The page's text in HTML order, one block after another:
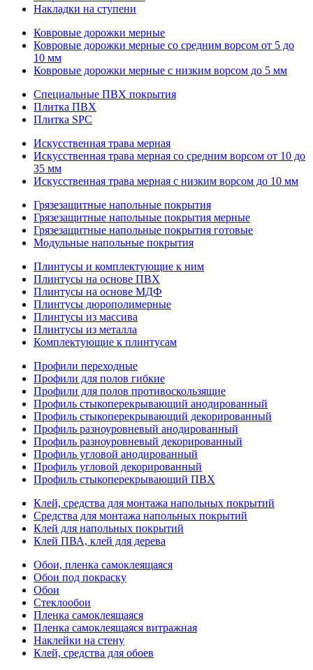
Накладки на ступени
Ковровые дорожки мерные
Ковровые дорожки мерные со средним ворсом от 5 до
10 мм
Ковровые дорожки мерные с низким ворсом до 5 мм
Специальные ПВХ покрытия
Плитка ПВХ
Плитка SPC
Искуccтвенная трава мерная
Искусственная трава мерная со средним ворсом от 10 до
35 мм
Искусственная трава мерная с низким ворсом до 10 мм
Грязезащитные напольные покрытия
Грязезащитные напольные покрытия мерные
Грязезащитные напольные покрытия готовые
Модульные напольные покрытия
Плинтусы и комплектующие к ним
Плинтусы на основе ПВХ
Плинтусы на основе МДФ
Плинтусы дюрополимерные
Плинтусы из массива
Плинтусы из металла
Комплектующие к плинтусам
Профили переходные
Профили для полов гибкие
Профили для полов противоскользящие
Профиль стыкоперекрывающий анодированный
Профиль стыкоперекрывающий декорированный
Профиль разноуровневый анодированный
Профиль разноуровневый декорированный
Профиль угловой анодированный
Профиль угловой декорированный
Профиль стыкоперекрывающий ПВХ
Клей, средства для монтажа напольных покрытий
Средства для монтажа напольных покрытий
Клей для напольных покрытий
Клей ПВА, клей для дерева
Обои, пленка самоклеящаяся
Обои под покраску
Обои
Стеклообои
Пленка самоклеящаяся
Пленка самоклеящаяся витражная
Наклейки на стену
Клей, средства для обоев